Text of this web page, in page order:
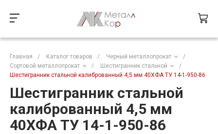
Главная / Каталог товаров / Черный металлопрокат
/
Сортовой металлопрокат
/ Шестигранник стальной
/
Шестигранник стальной калиброванный 4,5 мм 40ХФА ТУ 14-1-950-86
Шестигранник стальной
калиброванный 4,5 мм
40ХФА ТУ 14-1-950-86